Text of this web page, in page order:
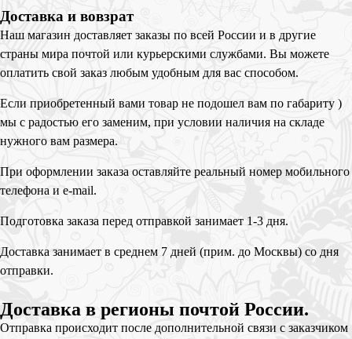
Доставка и вовзрат
Наш магазин доставляет заказы по всей России и в другие
страны мира почтой или курьерскими службами. Вы можете
оплатить свой заказ любым удобным для вас способом.
Если приобретенный вами товар не подошел вам по габариту )
мы с радостью его заменим, при условии наличия на складе
нужного вам размера.
При оформлении заказа оставляйте реальный номер мобильного
телефона и e-mail.
Подготовка заказа перед отправкой занимает 1-3 дня.
Доставка занимает в среднем 7 дней (прим. до Москвы) со дня
отправки.
Доставка в регионы почтой России.
Отправка происходит после дополнительной связи с заказчиком